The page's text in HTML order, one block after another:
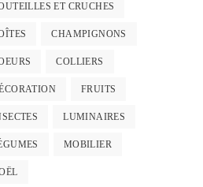
ET CRUCHES
CHAMPIGNONS
COLLIERS
FRUITS
LUMINAIRES
MOBILIER